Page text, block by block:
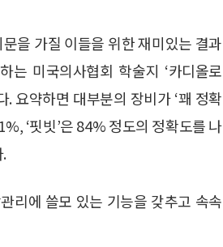
을 가질 이들을 위한 재미있는 결과
는 미국의사협회 학술지 ‘카디올로
요약하면 대부분의 장비가 ‘꽤 정확
‘핏빗’은 84% 정도의 정확도를 나
리에 쓸모 있는 기능을 갖추고 속속